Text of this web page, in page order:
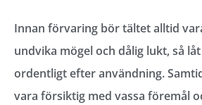
Innan förvaring bör tältet alltid
undvika mögel och dålig lukt, så
ordentligt efter användning.
vara försiktig med vassa föremål